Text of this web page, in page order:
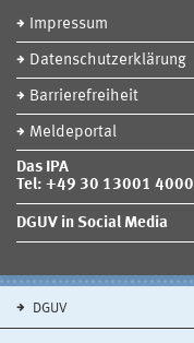
Impressum
Datenschutzerklärung
Barrierefreiheit
Meldeportal
Das IPA
Tel: +49 30 13001 4000
DGUV in Social Media
DGUV